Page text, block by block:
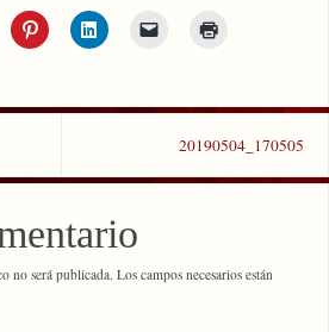
20190504_170505
no será publicada. Los campos necesarios están